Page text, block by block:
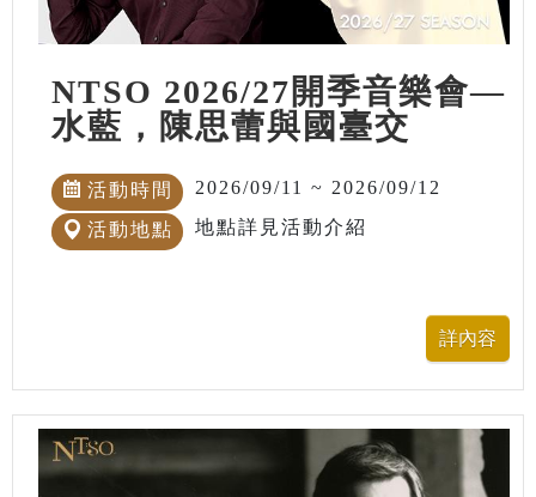
NTSO 2026/27開季音樂會—
水藍，陳思蕾與國臺交
活動時間 2026/09/11 ~ 2026/09/12
活動地點 地點詳見活動介紹